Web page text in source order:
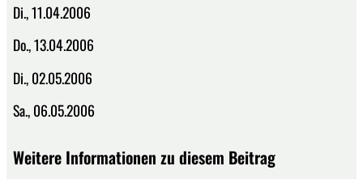
Di., 11.04.2006
Do., 13.04.2006
Di., 02.05.2006
Sa., 06.05.2006
Weitere Informationen zu diesem Beitrag